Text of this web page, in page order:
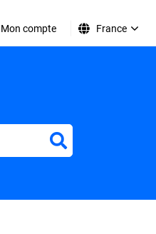
Mon compte France